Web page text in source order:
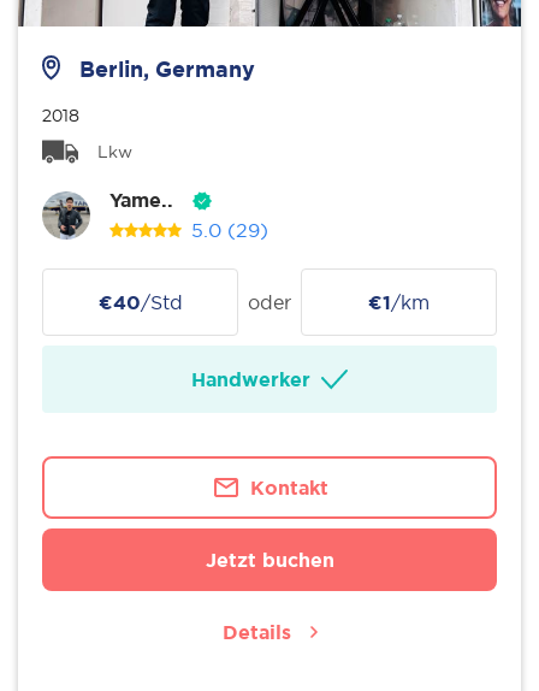
Berlin, Germany
2018
Lkw
Yame..
5.0 (29)
€40/Std oder €1/km
Handwerker
Kontakt
Jetzt buchen
Details